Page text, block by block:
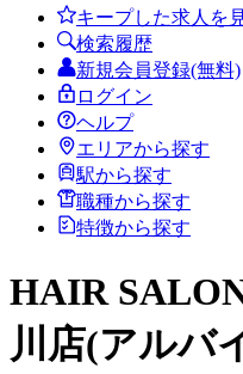
キープした求人を
検索履歴
新規会員登録(無料)
ログイン
ヘルプ
エリアから探す
駅から探す
職種から探す
特徴から探す
HAIR
川店(アルバ